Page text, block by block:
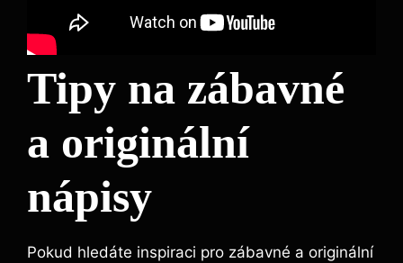
Tipy na zábavné
a originální
nápisy
Pokud hledáte inspiraci pro zábavné a originální